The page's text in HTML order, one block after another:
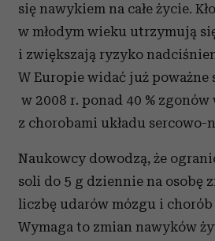
się nawykiem na całe życie.
w młodym wieku utrzymują
i zwiększają ryzyko
W Europie widać już poważne
w 2008 r. ponad 40 % zgonów
z chorobami układu sercowo-
Naukowcy dowodzą, że
soli do 5 g dziennie na osobę
liczbę udarów mózgu i
Wymaga to zmian nawyków